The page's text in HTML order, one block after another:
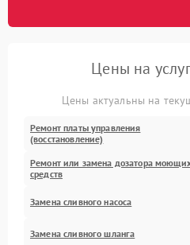
Цены на
Цены актуальны на
Ремонт платы управления
(восстановление)
Ремонт или замена дозатора
средств
Замена сливного насоса
Замена сливного шланга